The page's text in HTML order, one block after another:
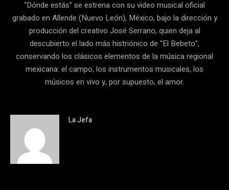
“Dónde estás” se estrena con su video musical oficial
grabado en Allende (Nuevo León), México, bajo la dirección y
producción del creativo José Serrano, quien deja al
descubierto el lado más histriónico de “El Bebeto”,
conservando los clásicos elementos de la música regional
mexicana: el campo, los instrumentos musicales, los
músicos en vivo y, por supuesto, el amor.
La Jefa